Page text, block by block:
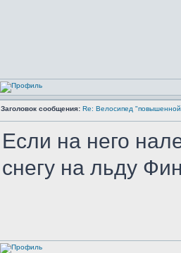
Заголовок сообщения: Re: Велосипед
Если на него
снегу на льду